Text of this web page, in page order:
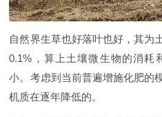
自然界生草也好落叶也好，其为
0.1%，算上土壤微生物的消耗
小。考虑到当前普遍增施化肥的
机质在逐年降低的。